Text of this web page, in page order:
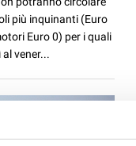
più inquinanti (Euro
Euro 0) per i quali
vener...